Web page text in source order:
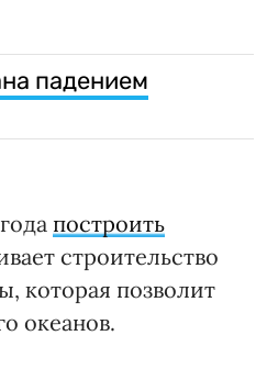
падением
построить
строительство
которая позволит
океанов.